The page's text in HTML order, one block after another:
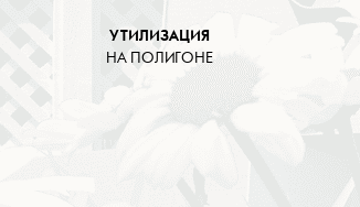
УТИЛИЗАЦИЯ
НА ПОЛИГОНЕ